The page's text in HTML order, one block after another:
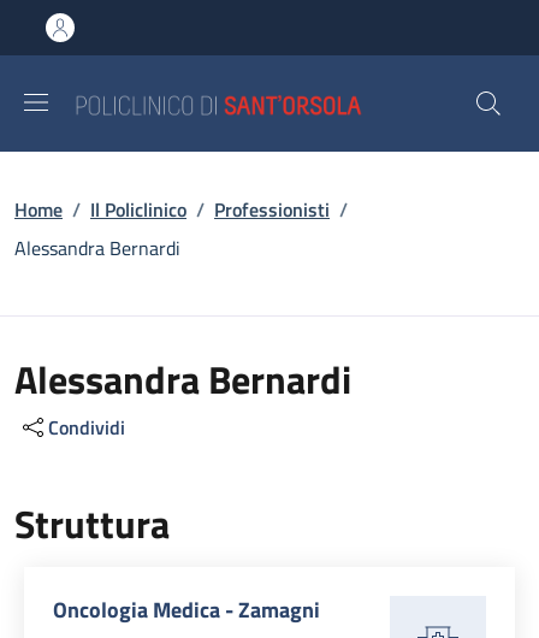
al contenuto principale
to footer content
Briciole di pane
Home / Il Policlinico / Professionisti /
Alessandra Bernardi
Alessandra Bernardi
Condividi
Struttura
Oncologia Medica - Zamagni